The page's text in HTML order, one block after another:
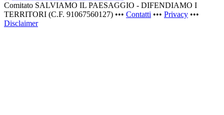
Comitato SALVIAMO IL PAESAGGIO - DIFENDIAMO I
TERRITORI (C.F. 91067560127) ••• Contatti ••• Privacy •••
Disclaimer